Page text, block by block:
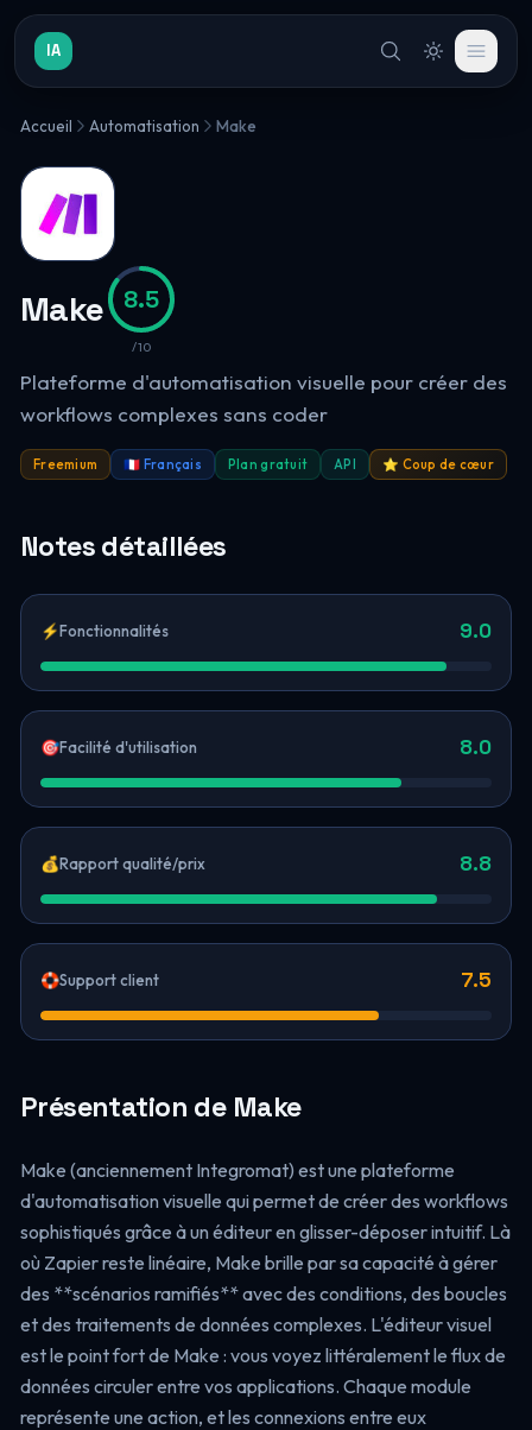
IA
Accueil Automatisation Make
Make 8.5
/10
Plateforme d'automatisation visuelle pour créer des
workflows complexes sans coder
Freemium 🇫🇷 Français Plan gratuit API ⭐ Coup de cœur
Notes détaillées
⚡Fonctionnalités 9.0
🎯Facilité d'utilisation 8.0
💰Rapport qualité/prix 8.8
🛟Support client 7.5
Présentation de Make
Make (anciennement Integromat) est une plateforme
d'automatisation visuelle qui permet de créer des workflows
sophistiqués grâce à un éditeur en glisser-déposer intuitif. Là
où Zapier reste linéaire, Make brille par sa capacité à gérer
des **scénarios ramifiés** avec des conditions, des boucles
et des traitements de données complexes. L'éditeur visuel
est le point fort de Make : vous voyez littéralement le flux de
données circuler entre vos applications. Chaque module
représente une action, et les connexions entre eux